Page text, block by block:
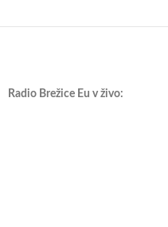
Radio Brežice Eu v živo: